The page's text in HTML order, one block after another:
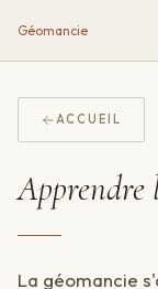
Écu
ACCUEIL
Géomancie
Apprendre
La géomancie